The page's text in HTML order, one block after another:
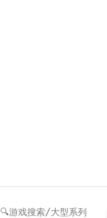
🔍游戏搜索/大型系列